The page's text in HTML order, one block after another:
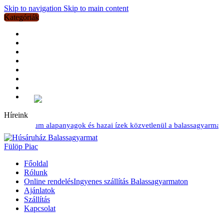
Skip to navigation Skip to main content
Kategóriák
Híreink
prémium alapanyagok és hazai ízek közvetlenül a balassagyarmati
Főoldal
Rólunk
Online rendelésIngyenes szállítás Balassagyarmaton
Ajánlatok
Szállítás
Kapcsolat